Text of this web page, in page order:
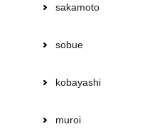
sakamoto
sobue
kobayashi
muroi